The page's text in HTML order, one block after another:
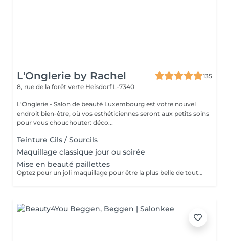
L'Onglerie by Rachel
135
8, rue de la forêt verte Heisdorf L-7340
L'Onglerie - Salon de beauté Luxembourg est votre nouvel
endroit bien-être, où vos esthéticiennes seront aux petits soins
pour vous chouchouter: déco...
Teinture Cils / Sourcils
Maquillage classique jour ou soirée
Mise en beauté paillettes
Optez pour un joli maquillage pour être la plus belle de toutes les princesses